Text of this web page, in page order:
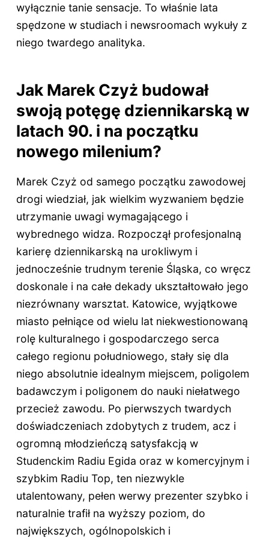
wyłącznie tanie sensacje. To właśnie lata
spędzone w studiach i newsroomach wykuły z
niego twardego analityka.
Jak Marek Czyż budował
swoją potęgę dziennikarską w
latach 90. i na początku
nowego milenium?
Marek Czyż od samego początku zawodowej
drogi wiedział, jak wielkim wyzwaniem będzie
utrzymanie uwagi wymagającego i
wybrednego widza. Rozpoczął profesjonalną
karierę dziennikarską na urokliwym i
jednocześnie trudnym terenie Śląska, co wręcz
doskonale i na całe dekady ukształtowało jego
niezrównany warsztat. Katowice, wyjątkowe
miasto pełniące od wielu lat niekwestionowaną
rolę kulturalnego i gospodarczego serca
całego regionu południowego, stały się dla
niego absolutnie idealnym miejscem, poligolem
badawczym i poligonem do nauki niełatwego
przecież zawodu. Po pierwszych twardych
doświadczeniach zdobytych z trudem, acz i
ogromną młodzieńczą satysfakcją w
Studenckim Radiu Egida oraz w komercyjnym i
szybkim Radiu Top, ten niezwykle
utalentowany, pełen werwy prezenter szybko i
naturalnie trafił na wyższy poziom, do
największych, ogólnopolskich i